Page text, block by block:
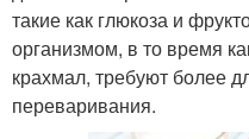
такие как глюкоза и
организмом, в то время
крахмал, требуют более
переваривания.